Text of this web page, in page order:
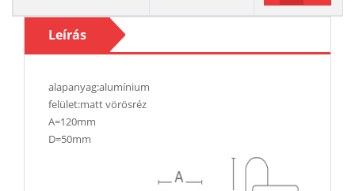
Kosárba
rak
Leírás
alapanyag:alumínium
felület:matt vörösréz
A=120mm
D=50mm